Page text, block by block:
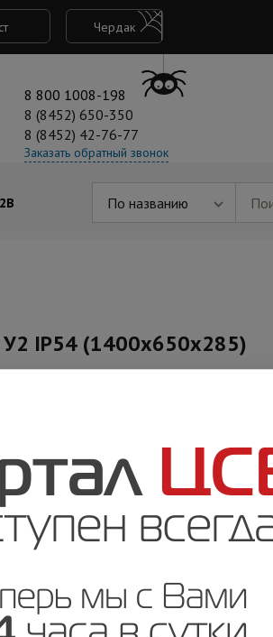
Чердак
8 800 1008-198
8 (8452) 650-350
8 (8452) 42-76-77
Заказать обратный звонок
По названию
IP54 (1400x650x285)